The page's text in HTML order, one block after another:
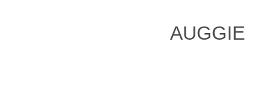
AUGGIE